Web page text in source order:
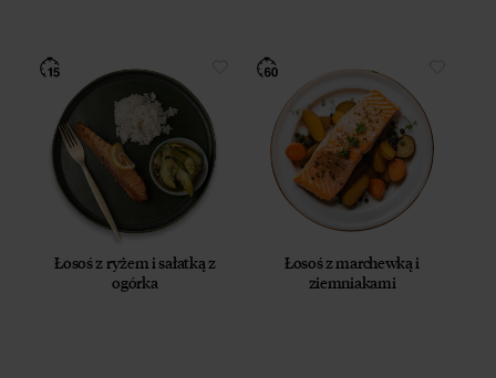
Łosoś z ryżem i sałatką z
ogórka
Łosoś z marchewką i
ziemniakami